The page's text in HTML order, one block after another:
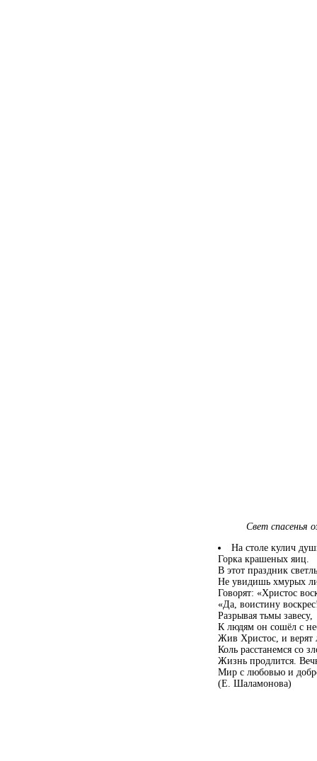
Свет спасенья
На столе кулич
Горка крашеных яиц.
В этот праздник
Не увидишь хмурых
Говорят: «Христос
«Да, воистину
Разрывая тьмы завесу,
К людям он сошёл с
Жив Христос, и верят
Коль расстанемся со
Жизнь продлится.
Мир с любовью и
(Е. Шаламонова)